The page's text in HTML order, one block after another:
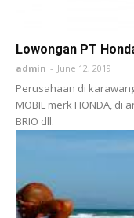
Lowongan PT
admin - June 12, 2019
Perusahaan di
MOBIL merk HONDA, di
BRIO dll.